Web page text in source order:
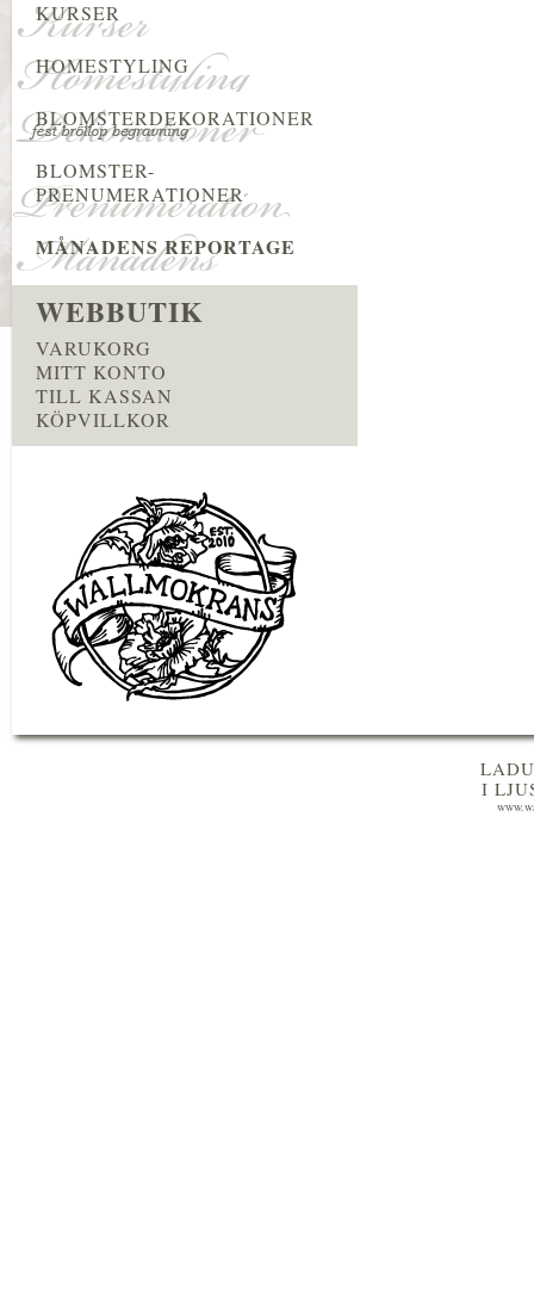
KURSER
HOMESTYLING
BLOMSTERDEKORATIONER
BLOMSTER-
PRENUMERATIONER
MÅNADENS REPORTAGE
WEBBUTIK
VARUKORG
MITT KONTO
TILL KASSAN
KÖPVILLKOR
I